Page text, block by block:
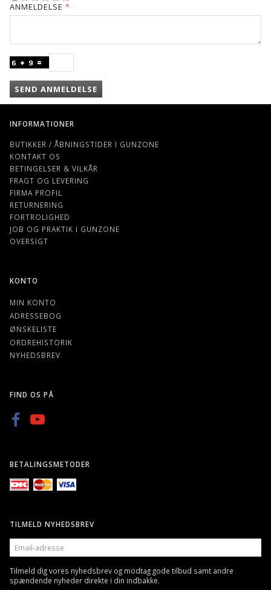
ANMELDELSE
SEND ANMELDELSE
INFORMATIONER
BUTIKKER / ÅBNINGSTIDER I GUNZONE
KONTAKT OS
BETINGELSER & VILKÅR
FRAGT OG LEVERING
FIRMA PROFIL
RETURNERING
FORTROLIGHED
JOB OG PRAKTIK I GUNZONE
OVERSIGT
KONTO
MIN KONTO
ADRESSEBOG
ØNSKELISTE
ORDREHISTORIK
NYHEDSBREV
FIND OS PÅ
BETALINGSMETODER
TILMELD NYHEDSBREV
EMAIL-
ADRESSE
Tilmeld dig vores nyhedsbrev og modtag gode tilbud samt andre
spændende nyheder direkte i din indbakke.